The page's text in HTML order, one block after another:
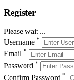
Register
Please wait ...
Username *
Email *
Password *
Confirm Password *